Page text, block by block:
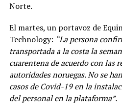
Norte.
El martes, un portavoz de
Technology: “La persona
transportada a la costa la
cuarentena de acuerdo con las
autoridades noruegas. No se
casos de Covid-19 en la
del personal en la plataforma”.